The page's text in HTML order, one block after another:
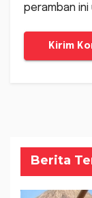
peramban
Berita